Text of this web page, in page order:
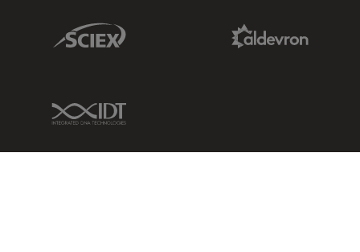
Sciex Link
IDT Link